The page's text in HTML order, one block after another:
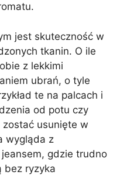
jest skuteczność w
tkanin. O ile
z lekkimi
ubrań, o tyle
te na palcach i
od potu czy
zostać usunięte w
wygląda z
gdzie trudno
bez ryzyka